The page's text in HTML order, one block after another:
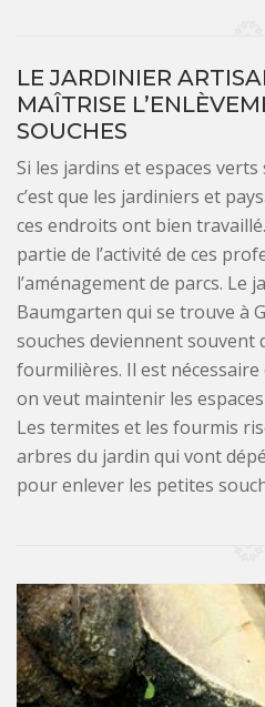
LE JARDINIER
MAÎTRISE
SOUCHES
Si les jardins et espaces
c’est que les jardiniers et
ces endroits ont bien
partie de l’activité de ces
l’aménagement de parcs. Le
Baumgarten qui se trouve à
souches deviennent souvent
fourmilières. Il est nécessaire
on veut maintenir les
Les termites et les fourmis
arbres du jardin qui vont
pour enlever les petites